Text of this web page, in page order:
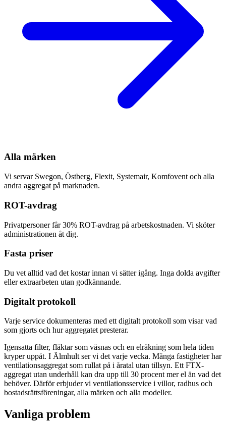
Alla märken
Vi servar Swegon, Östberg, Flexit, Systemair, Komfovent och alla
andra aggregat på marknaden.
ROT-avdrag
Privatpersoner får 30% ROT-avdrag på arbetskostnaden. Vi sköter
administrationen åt dig.
Fasta priser
Du vet alltid vad det kostar innan vi sätter igång. Inga dolda avgifter
eller extraarbeten utan godkännande.
Digitalt protokoll
Varje service dokumenteras med ett digitalt protokoll som visar vad
som gjorts och hur aggregatet presterar.
Igensatta filter, fläktar som väsnas och en elräkning som hela tiden
kryper uppåt. I Älmhult ser vi det varje vecka. Många fastigheter har
ventilationsaggregat som rullat på i åratal utan tillsyn. Ett FTX-
aggregat utan underhåll kan dra upp till 30 procent mer el än vad det
behöver. Därför erbjuder vi ventilationsservice i villor, radhus och
bostadsrättsföreningar, alla märken och alla modeller.
Vanliga problem